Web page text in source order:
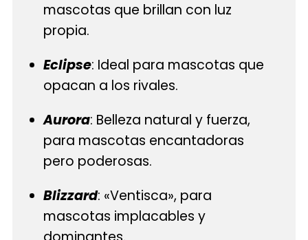
mascotas que brillan con luz
propia.
Eclipse: Ideal para mascotas que
opacan a los rivales.
Aurora: Belleza natural y fuerza,
para mascotas encantadoras
pero poderosas.
Blizzard: «Ventisca», para
mascotas implacables y